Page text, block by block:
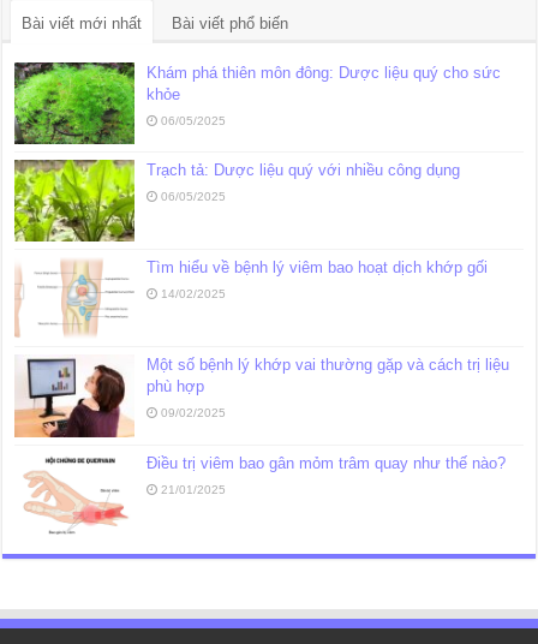
Bài viết mới nhất Bài viết phổ biến
Khám phá thiên môn đông: Dược liệu quý cho sức
khỏe
06/05/2025
Trạch tả: Dược liệu quý với nhiều công dụng
06/05/2025
Tìm hiểu về bệnh lý viêm bao hoạt dịch khớp gối
14/02/2025
Một số bệnh lý khớp vai thường gặp và cách trị liệu
phù hợp
09/02/2025
Điều trị viêm bao gân mỏm trâm quay như thế nào?
21/01/2025